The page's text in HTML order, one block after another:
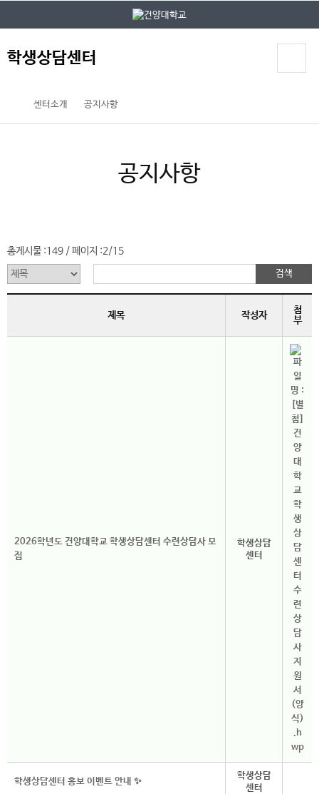
학생상담센터
센터소개 공지사항
공지사항
총게시물 :149 /페이지 :2/15
제목 작성자
첨
부
2026학년도 건양대학교 학생상담센터 수련상담사 모
집
학생상담
센터
학생상담센터 홍보 이벤트 안내 ✨
학생상담
센터